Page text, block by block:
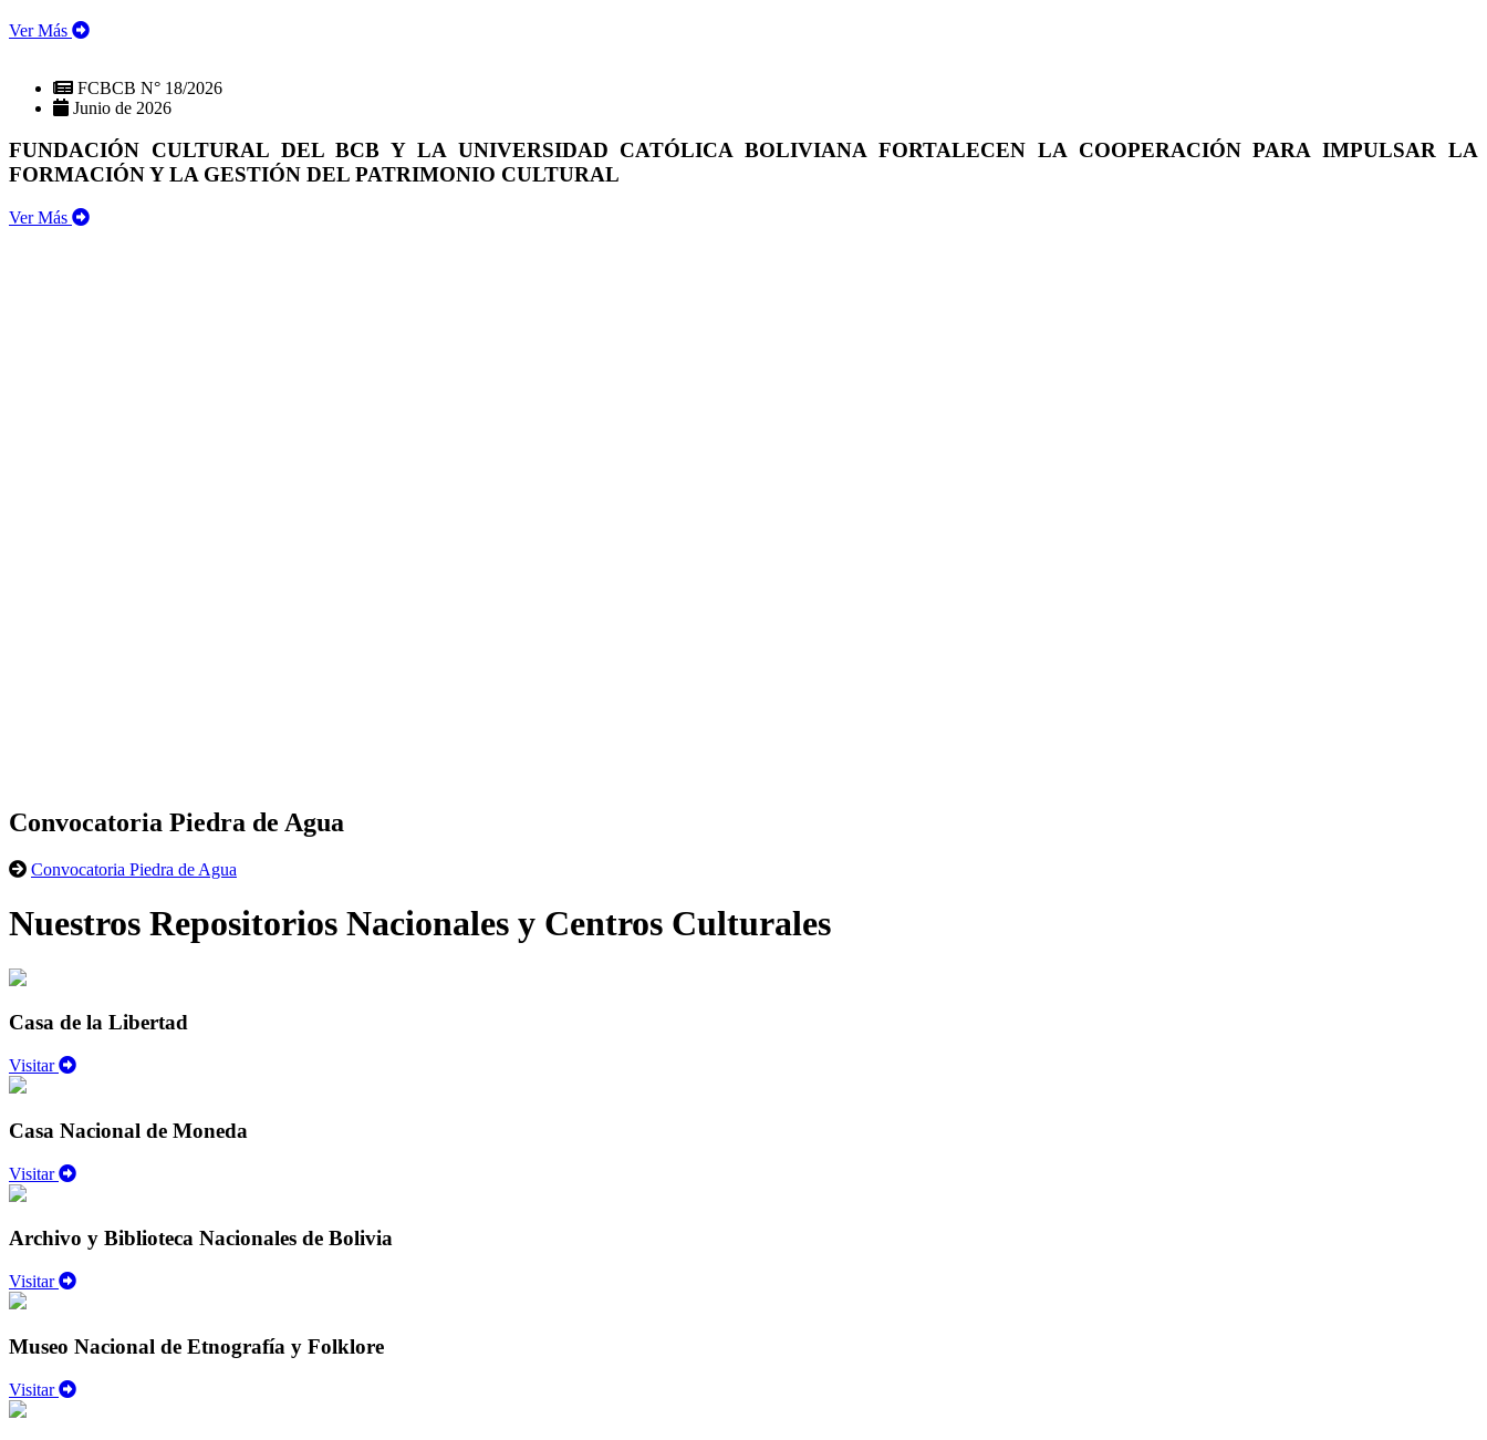
Ver Más
FCBCB N° 18/2026
Junio de 2026
FUNDACIÓN CULTURAL DEL BCB Y LA UNIVERSIDAD CATÓLICA BOLIVIANA FORTALECEN LA COOPERACIÓN PARA IMPULSAR LA
FORMACIÓN Y LA GESTIÓN DEL PATRIMONIO CULTURAL
Ver Más
Convocatoria Piedra de Agua
Convocatoria Piedra de Agua
Nuestros Repositorios Nacionales y Centros Culturales
Casa de la Libertad
Visitar
Casa Nacional de Moneda
Visitar
Archivo y Biblioteca Nacionales de Bolivia
Visitar
Museo Nacional de Etnografía y Folklore
Visitar